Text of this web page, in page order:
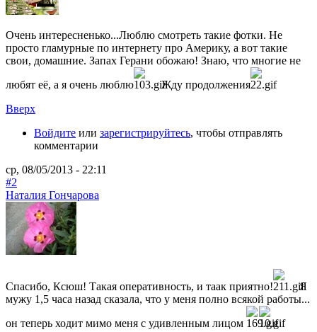
Очень интересненько...Люблю смотреть такие фотки. Не
просто гламурные по интернету про Америку, а вот такие
свои, домашние. Запах Герани обожаю! Знаю, что многие не
любят её, а я очень люблю
Жду продолжения
Вверх
Войдите или зарегистрируйтесь, чтобы отправлять
комментарии
ср, 08/05/2013 - 22:11
#2
Наталия Гончарова
Спасибо, Ксюш! Такая оперативность, и таак приятно!
Я
мужу 1,5 часа назад сказала, что у меня полно всякой работы...
он теперь ходит мимо меня с удивленным лицом